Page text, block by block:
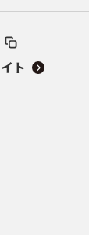
ト